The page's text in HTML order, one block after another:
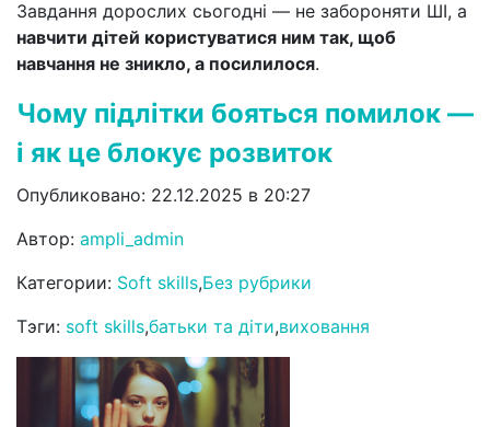
Завдання дорослих сьогодні — не забороняти ШІ, а
навчити дітей користуватися ним так, щоб
навчання не зникло, а посилилося.
Чому підлітки бояться помилок —
і як це блокує розвиток
Опубликовано: 22.12.2025 в 20:27
Автор: ampli_admin
Категории: Soft skills,Без рубрики
Тэги: soft skills,батьки та діти,виховання